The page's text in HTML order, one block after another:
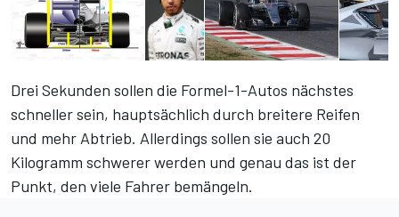
Drei Sekunden sollen die Formel-1-Autos nächstes
schneller sein, hauptsächlich durch breitere Reifen
und mehr Abtrieb. Allerdings sollen sie auch 20
Kilogramm schwerer werden und genau das ist der
Punkt, den viele Fahrer bemängeln.